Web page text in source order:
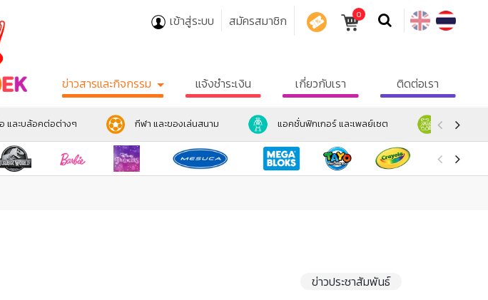
เข้าสู่ระบบ สมัครสมาชิก 0
ข่าวสารและกิจกรรม แจ้งชำระเงิน เกี่ยวกับเรา ติดต่อเรา
และบล้อคต่อต่างๆ กีฬา และของเล่นสนาม แอคชั่นฟิกเกอร์ และเพลย์เซต ตุ๊กตา แล
ข่าวประชาสัมพันธ์